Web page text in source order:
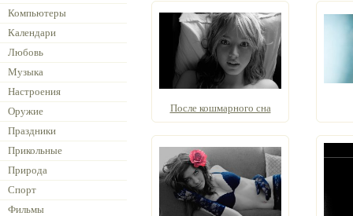
Компьютеры
Календари
Любовь
Музыка
Настроения
Оружие
Праздники
Прикольные
Природа
Спорт
Фильмы
После кошмарного сна